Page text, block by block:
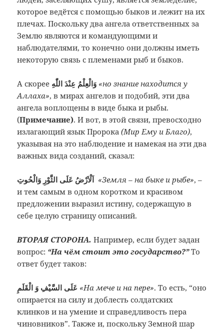
которое ведётся с помощью быков и лежит на их
плечах. Поскольку два ангела ответственных за
Землю являются и командующими и
наблюдателями, то конечно они должны иметь
некоторую связь с племенами рыб и быков.
А скорее
«но знание находится у
Аллаха», в мирах ангелов и подобий, эти два
ангела воплощены в виде быка и рыбы.
(Примечание). И вот, в этой связи, превосходно
излагающий язык Пророка(Мир Ему и Благо),
указывая на это наблюдение и намекая на эти два
важных вида созданий, сказал:
اَلْاَرْضُ عَلَى الثَّوْرِ وَالْحُوتِ «Земля – на быке и рыбе», –
и тем самым в одном коротком и красивом
предложении выразил истину, содержащую в
себе целую страницу описаний.
ВТОРАЯ СТОРОНА. Например, если будет задан
вопрос: “На чём стоит это государство?”То
ответ будет таков:
«На мече и на пере». То есть, “оно
опирается на силу и доблесть солдатских
клинков и на умение и справедливость пера
чиновников”. Также и, поскольку Земной шар